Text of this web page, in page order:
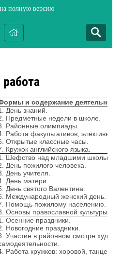
полную версию
и содержание
День знаний.
Предметные недели в школе.
Районные олимпиады.
Работа факультативов, элективных
Открытые классные часы.
Кружок английского языка.
Шефство над младшими
День пожилого человека.
День учителя.
День матери.
День святого Валентина.
Международный женский день.
Помощь пожилому населению.
Основы православной культуры.
Осенние праздники.
Новогодние праздники.
Участие в районном смотре
Работа кружков: хоровой,